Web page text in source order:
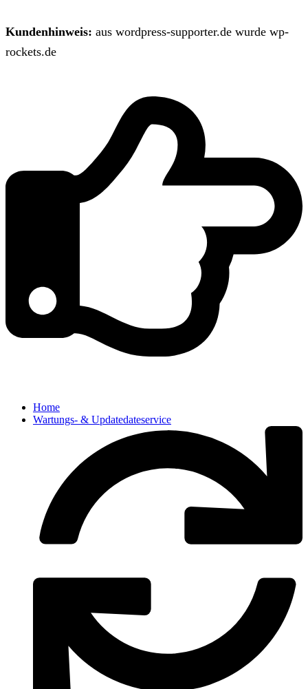
Kundenhinweis: aus wordpress-supporter.de wurde wp-
rockets.de
Home
Wartungs- & Updatedateservice